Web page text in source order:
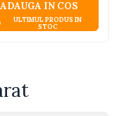
ADAUGA IN COS
ULTIMUL PRODUS IN
STOC